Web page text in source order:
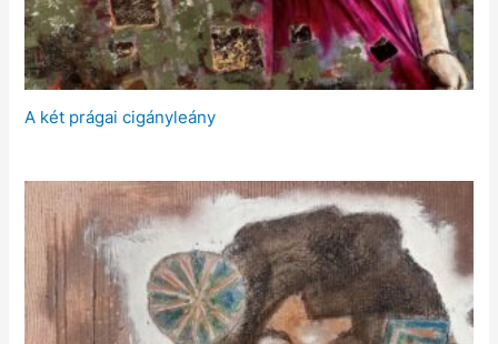
A két prágai cigányleány